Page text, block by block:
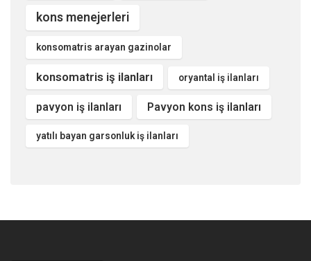
kons menejerleri
konsomatris arayan gazinolar
konsomatris iş ilanları oryantal iş ilanları
pavyon iş ilanları Pavyon kons iş ilanları
yatılı bayan garsonluk iş ilanları